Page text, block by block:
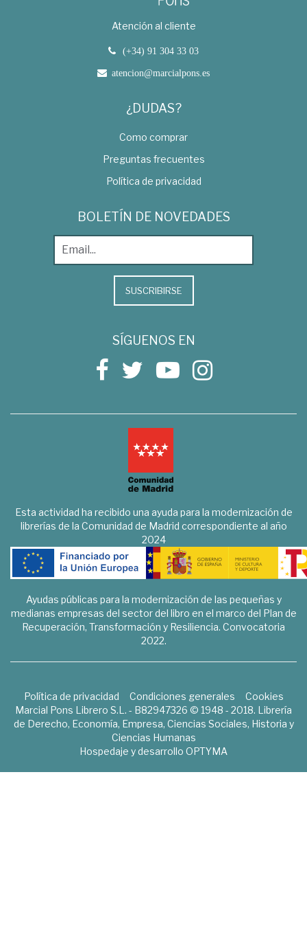
Atención al cliente
(+34) 91 304 33 03
atencion@marcialpons.es
¿DUDAS?
Como comprar
Preguntas frecuentes
Política de privacidad
BOLETÍN DE NOVEDADES
SUSCRIBIRSE
SÍGUENOS EN
Esta actividad ha recibido una ayuda para la modernización de
librerías de la Comunidad de Madrid correspondiente al año
2024
Ayudas públicas para la modernización de las pequeñas y
medianas empresas del sector del libro en el marco del Plan de
Recuperación, Transformación y Resiliencia. Convocatoria
2022.
Política de privacidad Condiciones generales
Cookies
Marcial Pons Librero S.L. - B82947326 © 1948 - 2018. Librería
de Derecho, Economía, Empresa, Ciencias Sociales, Historia y
Ciencias Humanas
Hospedaje y desarrollo OPTYMA